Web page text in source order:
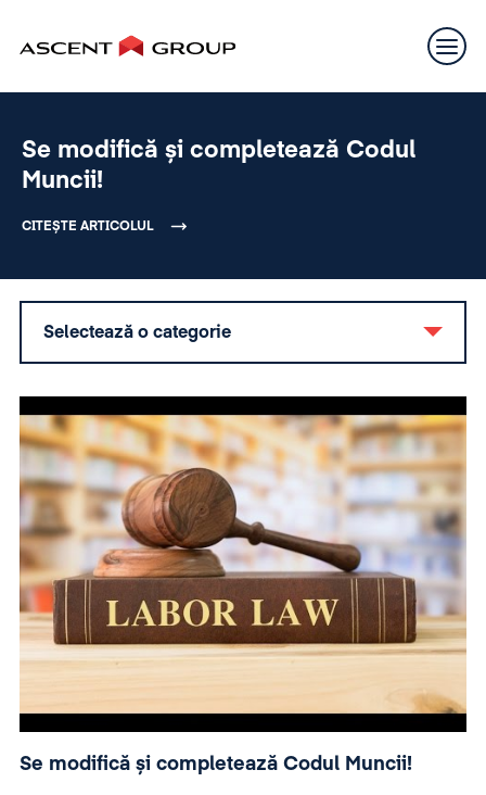
Se modifică și completează Codul
Muncii!
CITEȘTE ARTICOLUL
Selectează o categorie
Se modifică și completează Codul Muncii!